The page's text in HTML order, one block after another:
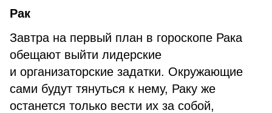
Рак
Завтра на первый план в гороскопе Рака
обещают выйти лидерские
и организаторские задатки. Окружающие
сами будут тянуться к нему, Раку же
останется только вести их за собой,